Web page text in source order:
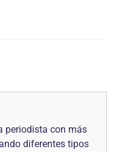
periodista con más
diferentes tipos